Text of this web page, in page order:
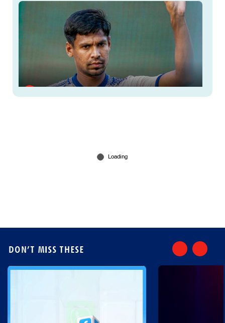
'ഷാറൂഖ് ഖാന്‍റെ നാവരിയുന്നവർക്ക് ഒരു ലക്ഷം
DON’T MISS THESE